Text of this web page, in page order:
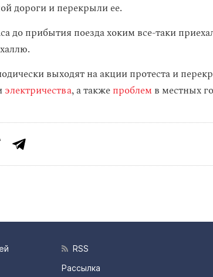
дороги и перекрыли ее.
до прибытия поезда хоким все-таки
выходят на акции протеста и
электричества, а такжепроблем в местных
RSS
Рассылка